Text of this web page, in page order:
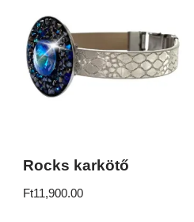
Rocks karkötő
Ft11,900.00